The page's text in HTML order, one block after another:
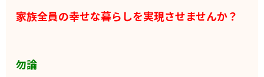
家族全員の幸せな暮らしを実現させませんか？
勿論